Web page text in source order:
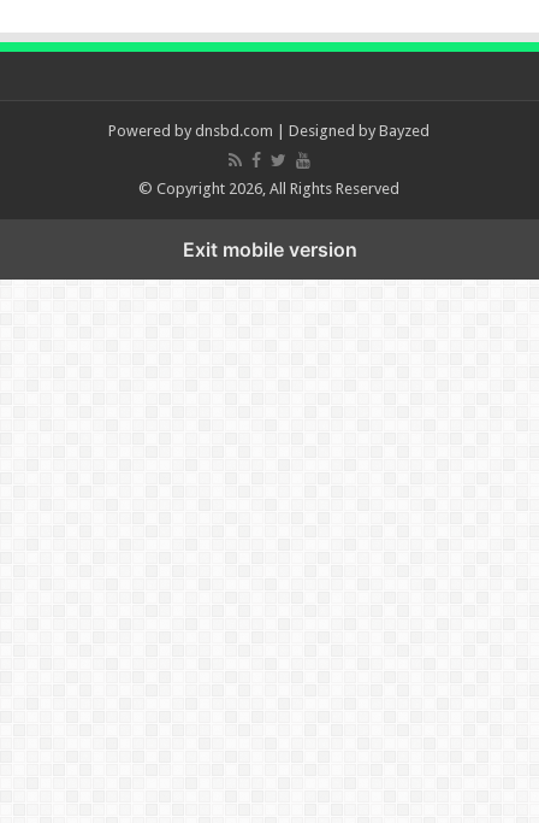
Powered by dnsbd.com | Designed byBayzed
© Copyright 2026, All Rights Reserved
Exit mobile version